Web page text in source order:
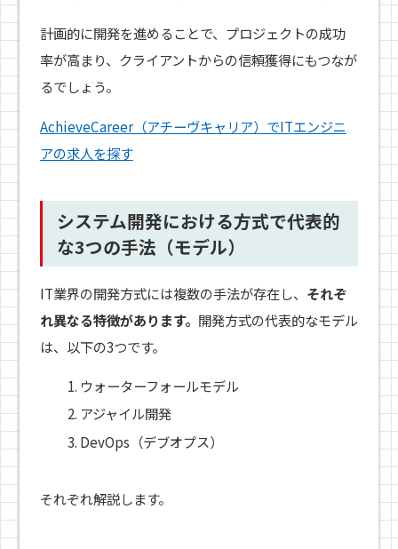
計画的に開発を進めることで、プロジェクトの成功
率が高まり、クライアントからの信頼獲得にもつなが
るでしょう。
AchieveCareer（アチーヴキャリア）でITエンジニ
アの求人を探す
システム開発における方式で代表的
な3つの手法（モデル）
IT業界の開発方式には複数の手法が存在し、 それぞ
れ異なる特徴があります。 開発方式の代表的なモデル
は、以下の3つです。
ウォーターフォールモデル
アジャイル開発
DevOps（デブオプス）
それぞれ解説します。